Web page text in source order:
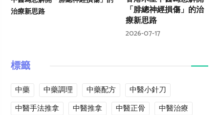
「腓總神經損傷」的治
療新思路
2026-07-17
標籤
中藥 中藥調理 中藥配方
中醫小針刀
中醫手法推拿
中醫推拿 中醫正骨
中醫治療